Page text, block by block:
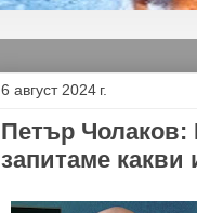
6 август 2024 г.
Петър Чолаков:
запитаме какви